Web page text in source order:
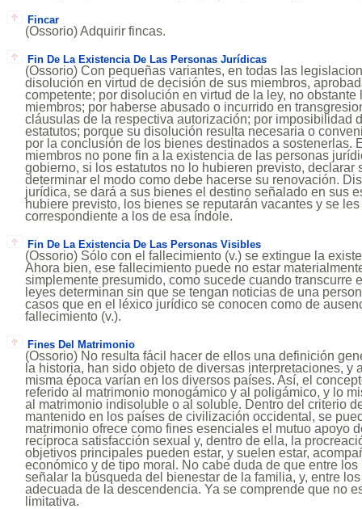
Fincar
(Ossorio) Adquirir fincas.
Fin De La Existencia De Las Personas Jurídicas
(Ossorio) Con pequeñas variantes, en todas las
disolución en virtud de decisión de sus miembros,
competente; por disolución en virtud de la ley, no obstante
miembros; por haberse abusado o incurrido en
cláusulas de la respectiva autorización; por imposibilidad
estatutos; porque su disolución resulta necesaria o
por la conclusión de los bienes destinados a sostenerlas.
miembros no pone fin a la existencia de las personas
gobierno, si los estatutos no lo hubieren previsto, declarar
determinar el modo como debe hacerse su renovación.
jurídica, se dará a sus bienes el destino señalado en sus
hubiere previsto, los bienes se reputarán vacantes y se
correspondiente a los de esa índole.
Fin De La Existencia De Las Personas Visibles
(Ossorio) Sólo con el fallecimiento (v.) se extingue la
Ahora bien, ese fallecimiento puede no estar
simplemente presumido, como sucede cuando transcurre
leyes determinan sin que se tengan noticias de una
casos que en el léxico jurídico se conocen como de
fallecimiento (v.).
Fines Del Matrimonio
(Ossorio) No resulta fácil hacer de ellos una definición
la historia, han sido objeto de diversas interpretaciones, y
misma época varían en los diversos países. Así, el
referido al matrimonio monogámico y al poligámico, y lo
al matrimonio indisoluble o al soluble. Dentro del criterio
mantenido en los países de civilización occidental, se
matrimonio ofrece como fines esenciales el mutuo apoyo
recíproca satisfacción sexual y, dentro de ella, la
objetivos principales pueden estar, y suelen estar,
económico y de tipo moral. No cabe duda de que entre
señalar la búsqueda del bienestar de la familia, y, entre
adecuada de la descendencia. Ya se comprende que no
limitativa.